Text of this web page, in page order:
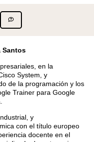
Santos
en la
System, y
de la programación y los
Trainer para Google
y
con el título europeo
docente en el